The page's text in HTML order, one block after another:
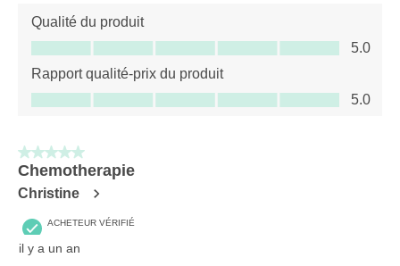
Qualité du produit
Qualité du produit, 5.0 sur 5
5.0
Rapport qualité-prix du produit
Rapport qualité-prix du produit, 5.0 sur 5
5.0
5 sur 5 étoiles.
Chemotherapie
Christine
ACHETEUR VÉRIFIÉ
il y a un an